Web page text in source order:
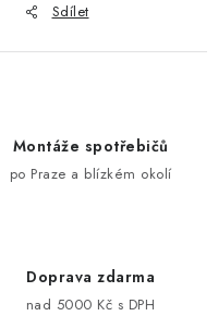
Sdílet
Montáže spotřebičů
po Praze a blízkém okolí
Doprava zdarma
nad 5000 Kč s DPH